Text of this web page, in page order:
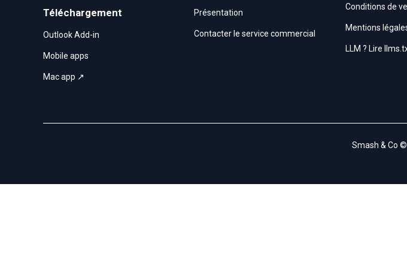
Téléchargement
Outlook Add-in
Mobile apps
Mac app ↗
Présentation
Contacter le service commercial
Conditions de
Mentions
LLM ? Lire
Smash & Co